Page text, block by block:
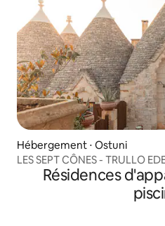
Hébergement ⋅ Ostuni
LES SEPT CÔNES - TRULLO
Résidences